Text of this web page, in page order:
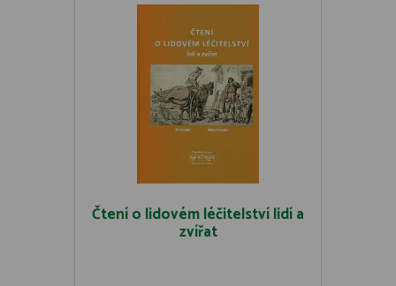
Čtení o lidovém léčitelství lidí a
zvířat